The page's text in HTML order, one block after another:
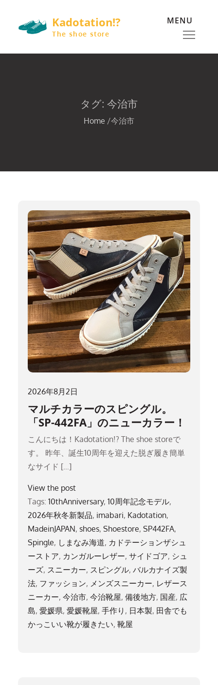
content
Kadotation!?
The shoe store
MENU
タグ: 今治市
Home 今治市
2026年8月2日
マルチカラーのスピングル。
「SP-442FA」のニューカラー！
こんにちは！Kadotation!? The shoe storeで
す。 昨年、誕生10周年を迎えた脱ぎ履き簡単
なサイド […]
View the post
Tags:10thAnniversary,10周年記念モデル,
2026年秋冬新製品, imabari, Kadotation,
MadeinJAPAN,shoes,Shoestore,SP442FA,
Spingle, しまなみ海道, カドテーションザシュ
ーストア, カンガルーレザー,サイドゴア, シュ
ーズ, スニーカー, スピングル,バルカナイズ製
法, ファッション, メンズスニーカー, レザース
ニーカー,今治市,今治靴屋,備後地方, 国産, 広
島,愛媛県,愛媛靴屋,手作り , 日本製, 田舎でも
かっこいい靴が履きたい,靴屋